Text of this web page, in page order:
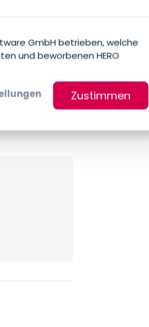
GmbH betrieben, welche
und beworbenen HERO
Zustimmen